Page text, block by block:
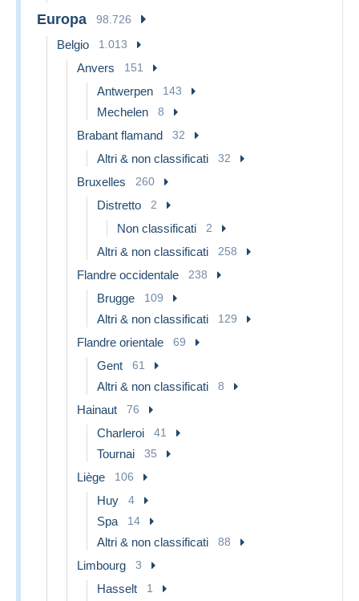
Europa 98.726
Belgio 1.013
Anvers 151
Antwerpen 143
Mechelen 8
Brabant flamand 32
Altri & non classificati 32
Bruxelles 260
Distretto 2
Non classificati 2
Altri & non classificati 258
Flandre occidentale 238
Brugge 109
Altri & non classificati 129
Flandre orientale 69
Gent 61
Altri & non classificati 8
Hainaut 76
Charleroi 41
Tournai 35
Liège 106
Huy 4
Spa 14
Altri & non classificati 88
Limbourg 3
Hasselt 1